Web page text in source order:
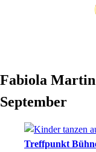
Fabiola Martin
September
Treffpunkt